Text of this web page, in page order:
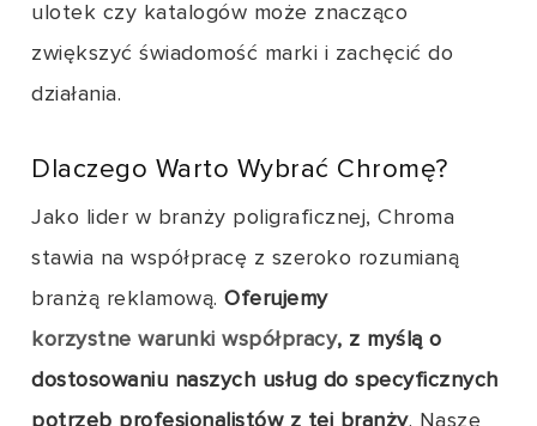
ulotek czy katalogów może znacząco
zwiększyć świadomość marki i zachęcić do
działania.
Dlaczego Warto Wybrać Chromę?
Jako lider w branży poligraficznej, Chroma
stawia na współpracę z szeroko rozumianą
branżą reklamową.Oferujemy
korzystne warunki współpracy, z myślą o
dostosowaniu naszych usług do specyficznych
potrzeb profesjonalistów z tej branży. Nasze